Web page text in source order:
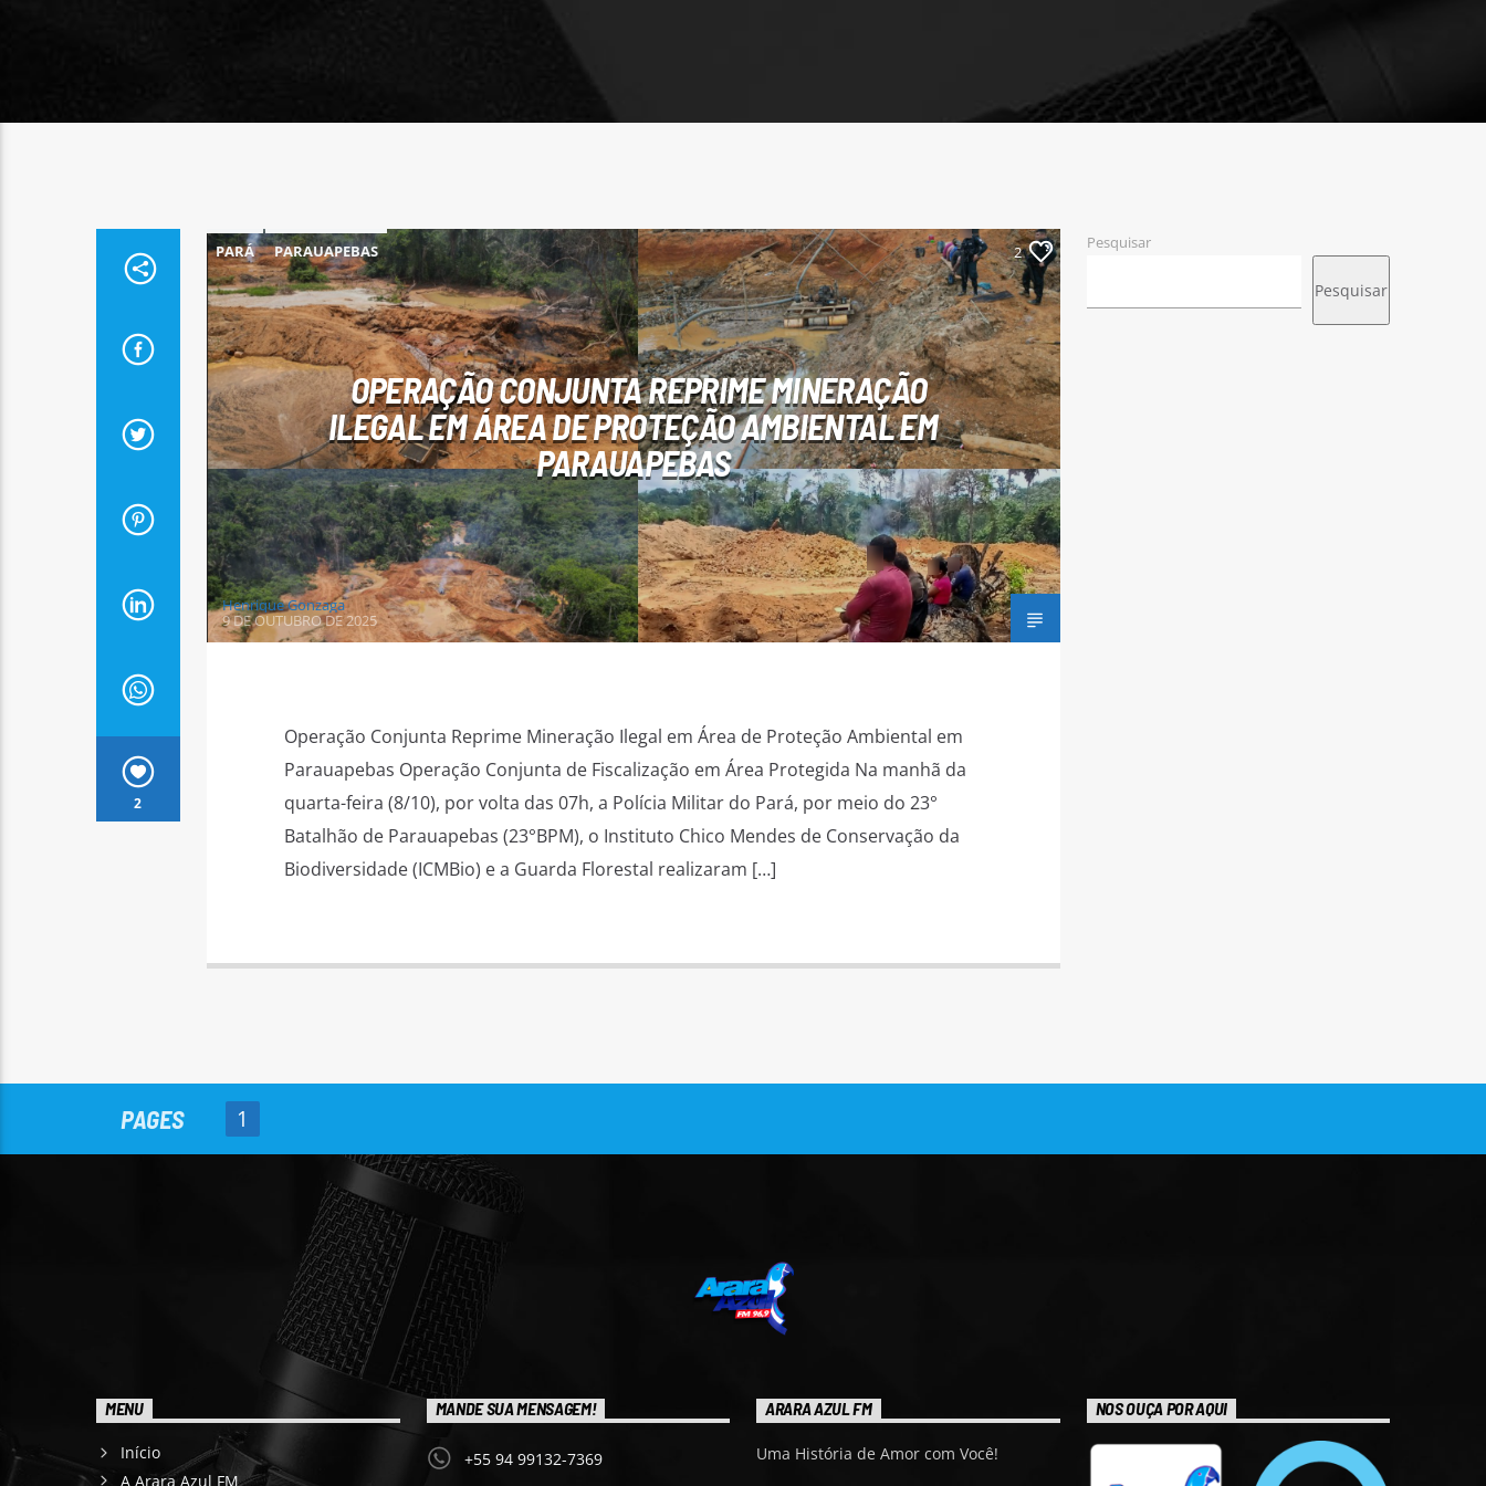
2
PARÁ PARAUAPEBAS 2
OPERAÇÃO CONJUNTA REPRIME MINERAÇÃO
ILEGAL EM ÁREA DE PROTEÇÃO AMBIENTAL EM
PARAUAPEBAS
Henrique Gonzaga
9 DE OUTUBRO DE 2025
Operação Conjunta Reprime Mineração Ilegal em Área de Proteção Ambiental em
Parauapebas Operação Conjunta de Fiscalização em Área Protegida Na manhã da
quarta-feira (8/10), por volta das 07h, a Polícia Militar do Pará, por meio do 23°
Batalhão de Parauapebas (23°BPM), o Instituto Chico Mendes de Conservação da
Biodiversidade (ICMBio) e a Guarda Florestal realizaram […]
Pesquisar
Pesquisar
PAGES 1
MENU
Início
A Arara Azul FM
MANDE SUA MENSAGEM!
+55 94 99132-7369
ARARA AZUL FM
Uma História de Amor com Você!
NOS OUÇA POR AQUI